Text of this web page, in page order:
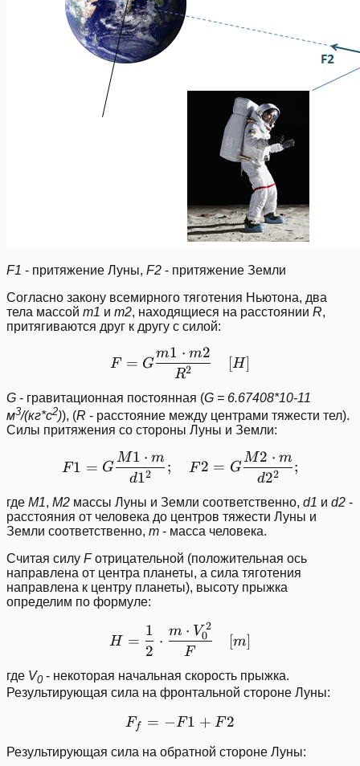
F1 - притяжение Луны, F2 - притяжение Земли
Согласно закону всемирного тяготения Ньютона, два
тела массой m1 и m2, находящиеся на расстоянии R,
притягиваются друг к другу с силой:
F=G \frac{m1\cdot
F = G
R2
m1 ⋅ m2
[H]
G - гравитационная постоянная (G = 6.67408*10-11
м3/(кг*с2)), (R - расстояние между центрами тяжести тел).
Силы притяжения со стороны Луны и Земли:
F1=G \frac{M1\cdot
F1 = G
d12
M1 ⋅ m
; F2 = G
d22
M2 ⋅ m
;
где М1, М2 массы Луны и Земли соответственно, d1 и d2 -
расстояния от человека до центров тяжести Луны и
Земли соответственно, m - масса человека.
Считая силу Fотрицательной (положительная ось
направлена от центра планеты, а сила тяготения
направлена к центру планеты), высоту прыжка
определим по формуле:
H=\frac{1}{2}\cdot
H =
2
1
⋅
F
m ⋅ V0
2
[m]
где V0 - некоторая начальная скорость прыжка.
Результирующая сила на фронтальной стороне Луны:
F_{f}=-F1+F2
F f = −F1 + F 2
Результирующая сила на обратной стороне Луны: